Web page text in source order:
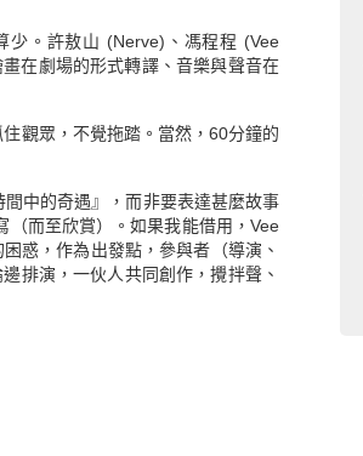
少。許敖山 (Nerve)、馮程程 (Vee
在劇場的形式轉譯、音樂與聲音在
觀眾，不覺拖踏。當然，60分鐘的
中的奇遇』，而非要表達甚麼故事
（而至欣賞）。如果我能借用，Vee
惑，作為出發點，參與者（導演、
排演，一伙人共同創作，攪拌聲、